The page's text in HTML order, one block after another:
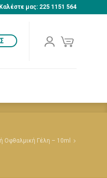
Καλέστε μας: 225 1151 564
Οφθαλμική Γέλη – 10ml